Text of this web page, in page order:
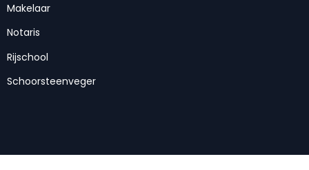
Makelaar
Notaris
Rijschool
Schoorsteenveger